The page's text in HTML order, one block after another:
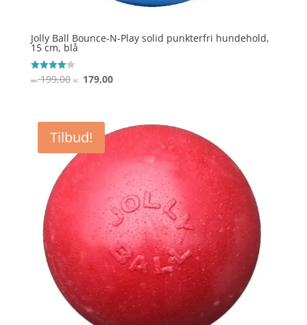
Jolly Ball Bounce-N-Play solid punkterfri hundehold,
15 cm, blå
Vurderet
4.1
kr.199,00 Den
var:
kr. 199,00.
kr. 179,00Den
er:
kr. 179,00.
Tilbud!